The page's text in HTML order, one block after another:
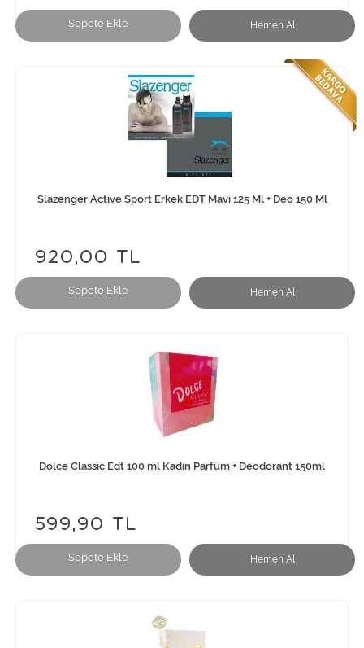
Sepete Ekle Hemen Al
Sepete Ekle Hemen Al
Slazenger Active Sport Erkek EDT Mavi 125 Ml + Deo 150 Ml
920,00 TL
Sepete Ekle Hemen Al
Dolce Classic Edt 100 ml Kadın Parfüm + Deodorant 150ml
599,90 TL